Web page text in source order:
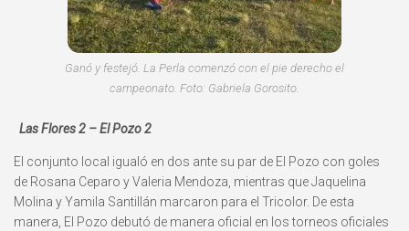
Ganó y festejó. La Perla comenzó con el pie derecho el
campeonato. Foto: Gabriela Gorosito.
Las Flores 2 – El Pozo 2
El conjunto local igualó en dos ante su par de El Pozo con goles
de Rosana Ceparo y Valeria Mendoza, mientras que Jaquelina
Molina y Yamila Santillán marcaron para el Tricolor. De esta
manera, El Pozo debutó de manera oficial en los torneos oficiales